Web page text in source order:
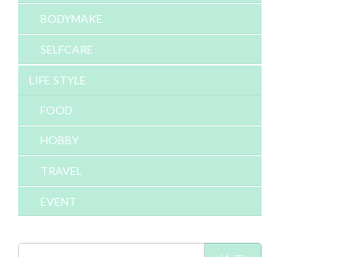
BODYMAKE
SELFCARE
LIFE STYLE
FOOD
HOBBY
TRAVEL
EVENT
検